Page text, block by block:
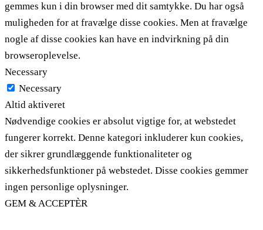
gemmes kun i din browser med dit samtykke. Du har også
muligheden for at fravælge disse cookies. Men at fravælge
nogle af disse cookies kan have en indvirkning på din
browseroplevelse.
Necessary
Necessary
Altid aktiveret
Nødvendige cookies er absolut vigtige for, at webstedet
fungerer korrekt. Denne kategori inkluderer kun cookies,
der sikrer grundlæggende funktionaliteter og
sikkerhedsfunktioner på webstedet. Disse cookies gemmer
ingen personlige oplysninger.
GEM & ACCEPTÈR